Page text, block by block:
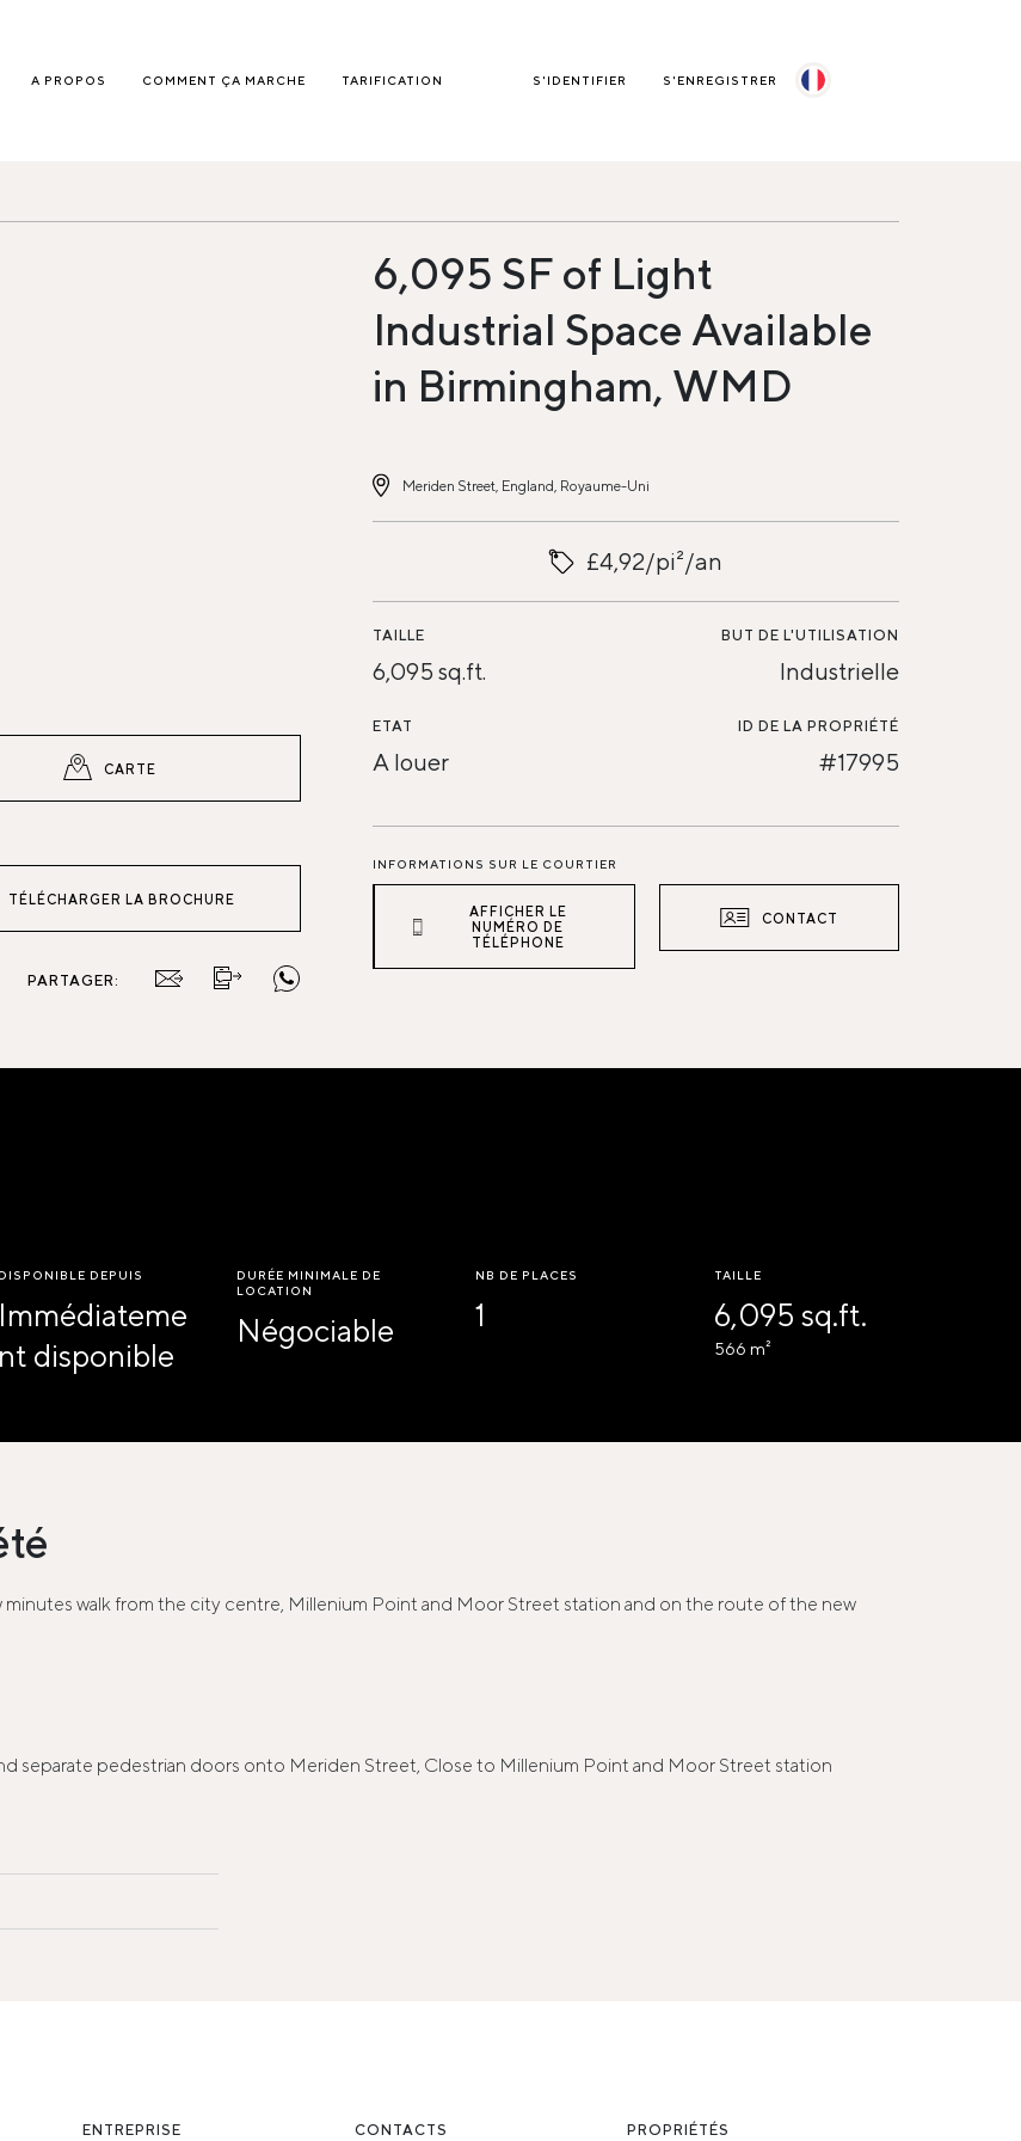
A PROPOS COMMENT ÇA MARCHE TARIFICATION S'IDENTIFIER S'ENREGISTRER
CARTE
TÉLÉCHARGER LA BROCHURE
PARTAGER:
6,095 SF of Light
Industrial Space Available
in Birmingham, WMD
Meriden Street, England, Royaume-Uni
£4,92/pi²/an
TAILLE
6,095 sq.ft.
BUT DE L'UTILISATION
Industrielle
ETAT
A louer
ID DE LA PROPRIÉTÉ
#17995
INFORMATIONS SUR LE COURTIER
AFFICHER LE
NUMÉRO DE
TÉLÉPHONE
CONTACT
DISPONIBLE DEPUIS
Immédiateme
nt disponible
DURÉE MINIMALE DE
LOCATION
Négociable
NB DE PLACES
1
TAILLE
6,095 sq.ft.
566 m²
walk from the city centre, Millenium Point and Moor Street station and on the route of the new
separate pedestrian doors onto Meriden Street, Close to Millenium Point and Moor Street station
ENTREPRISE CONTACTS PROPRIÉTÉS